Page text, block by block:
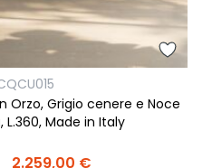
Orzo, Grigio cenere e Noce
Made in Italy
2.259,00 €